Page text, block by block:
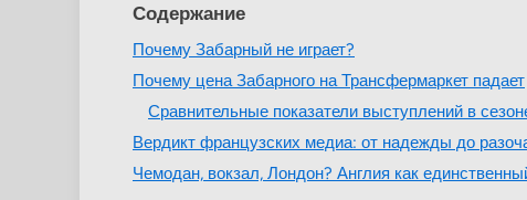
Содержание
Почему Забарный не играет?
Почему цена Забарного на Трансфермаркет падает
Сравнительные показатели выступлений в
Вердикт французских медиа: от надежды до
Чемодан, вокзал, Лондон? Англия как